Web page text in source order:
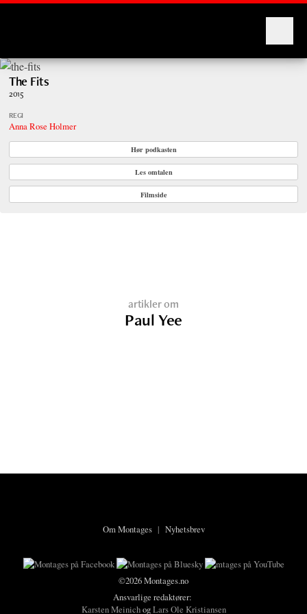
The Fits
2015
REGI
Anna Rose Holmer
Hør podkasten
Les omtalen
Filmside
artikler om
Paul Yee
Om Montages| Nyhetsbrev
©2026 Montages.no
Ansvarlige redaktører:
Karsten MeinichogLars Ole Kristiansen